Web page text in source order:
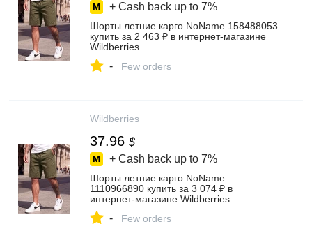
+ Cash back up to 7%
Шорты летние карго NoName 158488053
купить за 2 463 ₽ в интернет‑магазине
Wildberries
- Few orders
Wildberries
37.96 $
+ Cash back up to 7%
Шорты летние карго NoName
1110966890 купить за 3 074 ₽ в
интернет‑магазине Wildberries
- Few orders